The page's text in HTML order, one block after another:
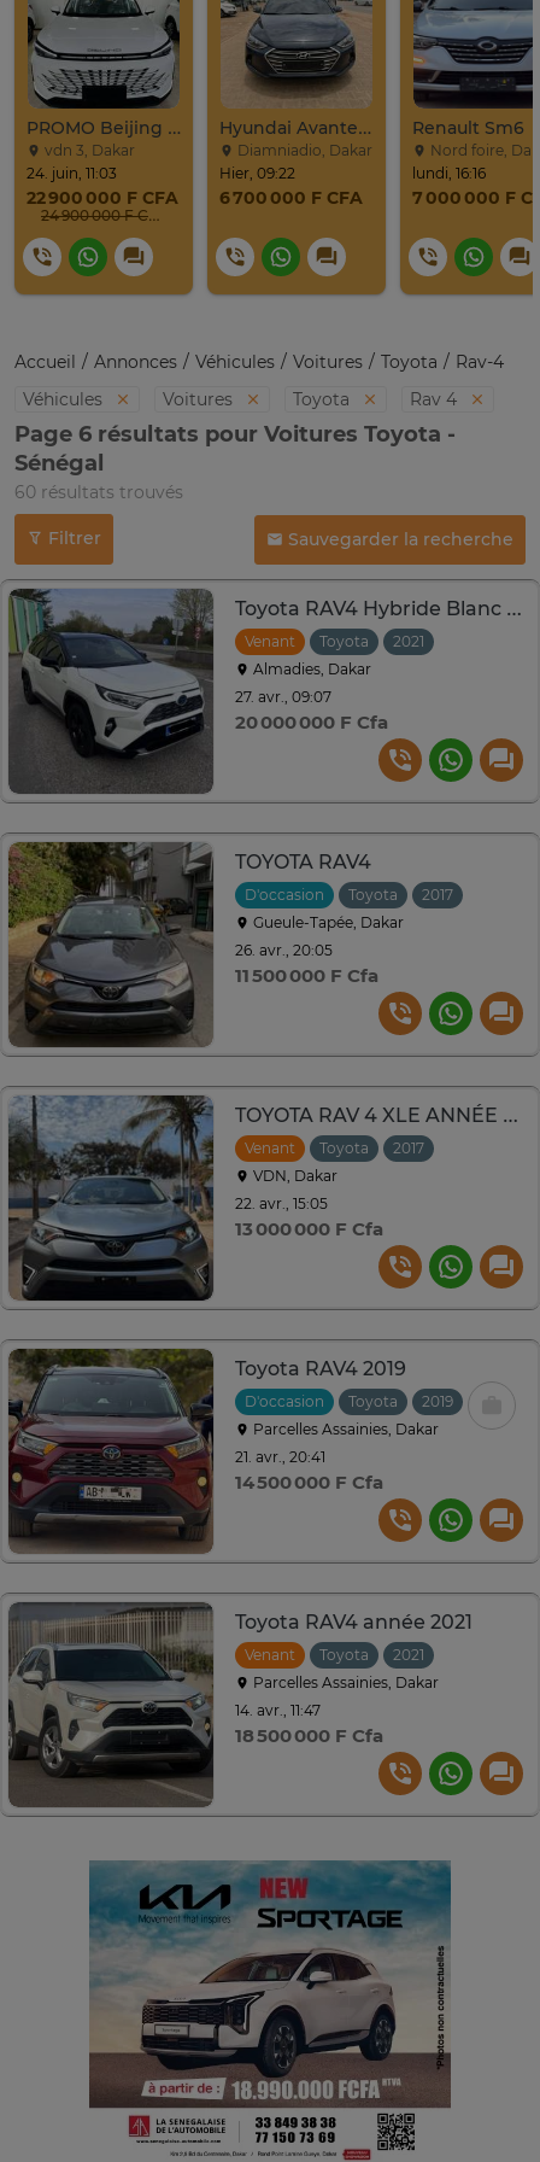
PROMO Beijing X7 / 2025
vdn 3, Dakar
24. juin, 11:03
22 900 000 F CFA
24 900 000 F CFA
Hyundai Avante 2017
Diamniadio, Dakar
Hier, 09:22
6 700 000 F CFA
Renault Sm6
Nord foire,
lundi, 16:16
7 000 000 F
Accueil Annonces Véhicules Voitures Toyota
Rav-4
Véhicules
Voitures Toyota Rav 4
Page 6 résultats pour Voitures Toyota -
Sénégal
60 résultats trouvés
Filtrer Sauvegarder la recherche
Toyota RAV4 Hybride Blanc SUV 2021 Économique
Venant Toyota 2021
Almadies, Dakar
27. avr., 09:07
20 000 000 F Cfa
TOYOTA RAV4
D'occasion Toyota 2017
Gueule-Tapée, Dakar
26. avr., 20:05
11 500 000 F Cfa
TOYOTA RAV 4 XLE ANNÉE 2017
Venant Toyota 2017
VDN, Dakar
22. avr., 15:05
13 000 000 F Cfa
Toyota RAV4 2019
D'occasion Toyota 2019
Parcelles Assainies, Dakar
21. avr., 20:41
14 500 000 F Cfa
Toyota RAV4 année 2021
Venant Toyota 2021
Parcelles Assainies, Dakar
14. avr., 11:47
18 500 000 F Cfa